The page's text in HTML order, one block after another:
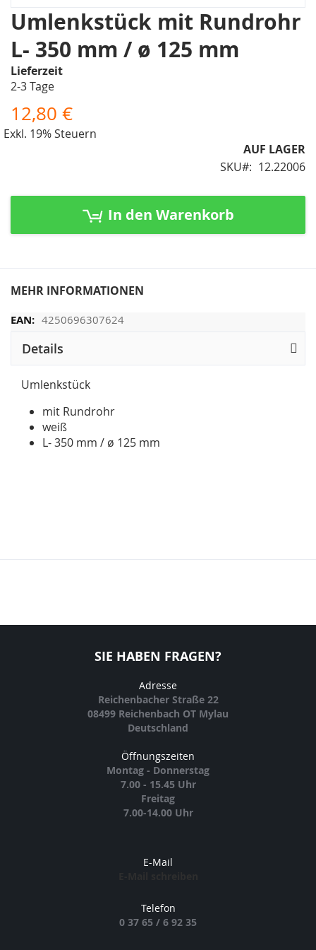
Umlenkstück mit Rundrohr
L- 350 mm / ø 125 mm
Lieferzeit
2-3 Tage
12,80 €
Exkl. 19% Steuern
AUF LAGER
SKU
12.22006
In den Warenkorb
MEHR INFORMATIONEN
4250696307624
Zum
Anfang
der
Bildergalerie
springen
Details
Umlenkstück
mit Rundrohr
weiß
L- 350 mm / ø 125 mm
SIE HABEN FRAGEN?
Adresse
Reichenbacher Straße 22
08499 Reichenbach OT Mylau
Deutschland
Öffnungszeiten
Montag - Donnerstag
7.00 - 15.45 Uhr
Freitag
7.00-14.00 Uhr
E-Mail
Telefon
0 37 65 / 6 92 35